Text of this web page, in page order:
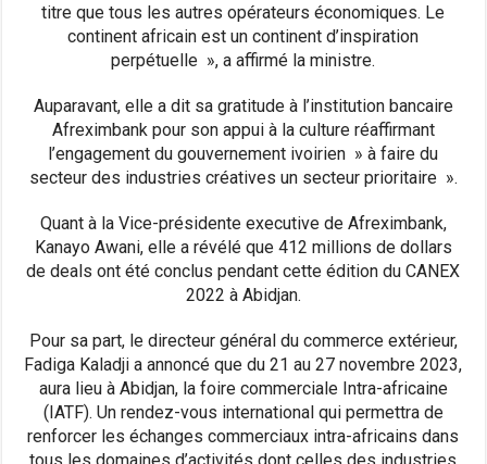
titre que tous les autres opérateurs économiques. Le
continent africain est un continent d’inspiration
perpétuelle », a affirmé la ministre.
Auparavant, elle a dit sa gratitude à l’institution bancaire
Afreximbank pour son appui à la culture réaffirmant
l’engagement du gouvernement ivoirien » à faire du
secteur des industries créatives un secteur prioritaire ».
Quant à la Vice-présidente executive de Afreximbank,
Kanayo Awani, elle a révélé que 412 millions de dollars
de deals ont été conclus pendant cette édition du CANEX
2022 à Abidjan.
Pour sa part, le directeur général du commerce extérieur,
Fadiga Kaladji a annoncé que du 21 au 27 novembre 2023,
aura lieu à Abidjan, la foire commerciale Intra-africaine
(IATF). Un rendez-vous international qui permettra de
renforcer les échanges commerciaux intra-africains dans